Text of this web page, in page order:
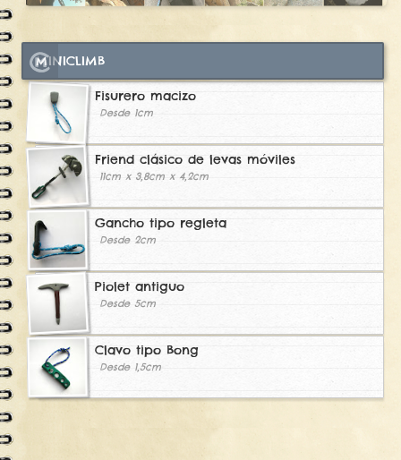
MINICLIMB
Fisurero macizo
Desde 1cm
Friend clásico de levas móviles
11cm x 3,8cm x 4,2cm
Gancho tipo regleta
Desde 2cm
Piolet antiguo
Desde 5cm
Clavo tipo Bong
Desde 1,5cm